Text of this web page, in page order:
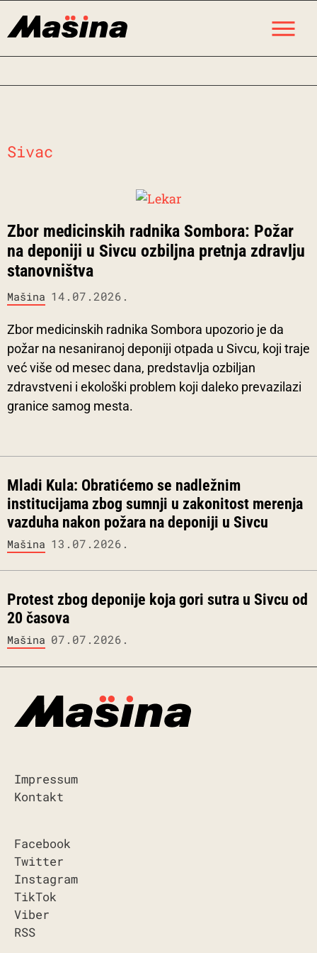
Sivac
Zbor medicinskih radnika Sombora: Požar
na deponiji u Sivcu ozbiljna pretnja zdravlju
stanovništva
Mašina 14.07.2026.
Zbor medicinskih radnika Sombora upozorio je da
požar na nesaniranoj deponiji otpada u Sivcu, koji traje
već više od mesec dana, predstavlja ozbiljan
zdravstveni i ekološki problem koji daleko prevazilazi
granice samog mesta.
Mladi Kula: Obratićemo se nadležnim
institucijama zbog sumnji u zakonitost merenja
vazduha nakon požara na deponiji u Sivcu
Mašina 13.07.2026.
Protest zbog deponije koja gori sutra u Sivcu od
20 časova
Mašina 07.07.2026.
Impressum
Kontakt
Facebook
Twitter
Instagram
TikTok
Viber
RSS